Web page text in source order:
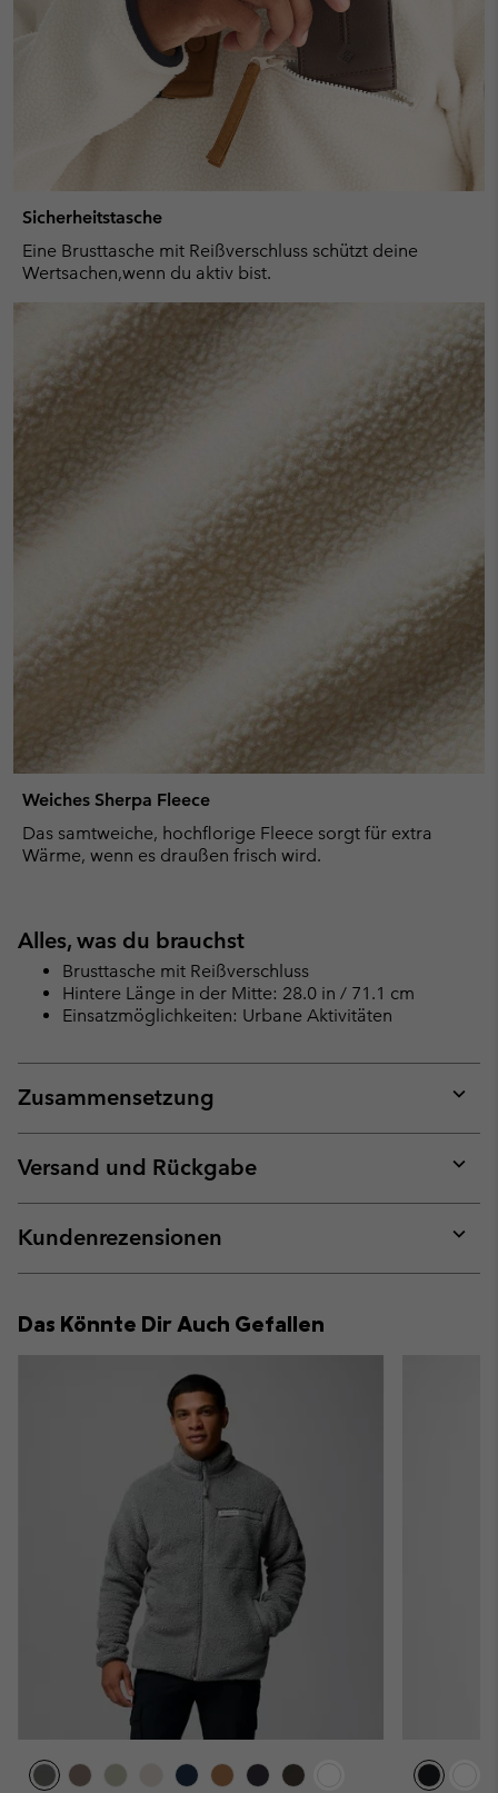
Sicherheitstasche
Eine Brusttasche mit Reißverschluss schützt deine
Wertsachen,wenn du aktiv bist.
Weiches Sherpa Fleece
Das samtweiche, hochflorige Fleece sorgt für extra
Wärme, wenn es draußen frisch wird.
Alles, was du brauchst
Brusttasche mit Reißverschluss
Hintere Länge in der Mitte: 28.0 in / 71.1 cm
Einsatzmöglichkeiten: Urbane Aktivitäten
Zusammensetzung
or
Versand und Rückgabe
or
Kundenrezensionen
or
Das Könnte Dir Auch Gefallen